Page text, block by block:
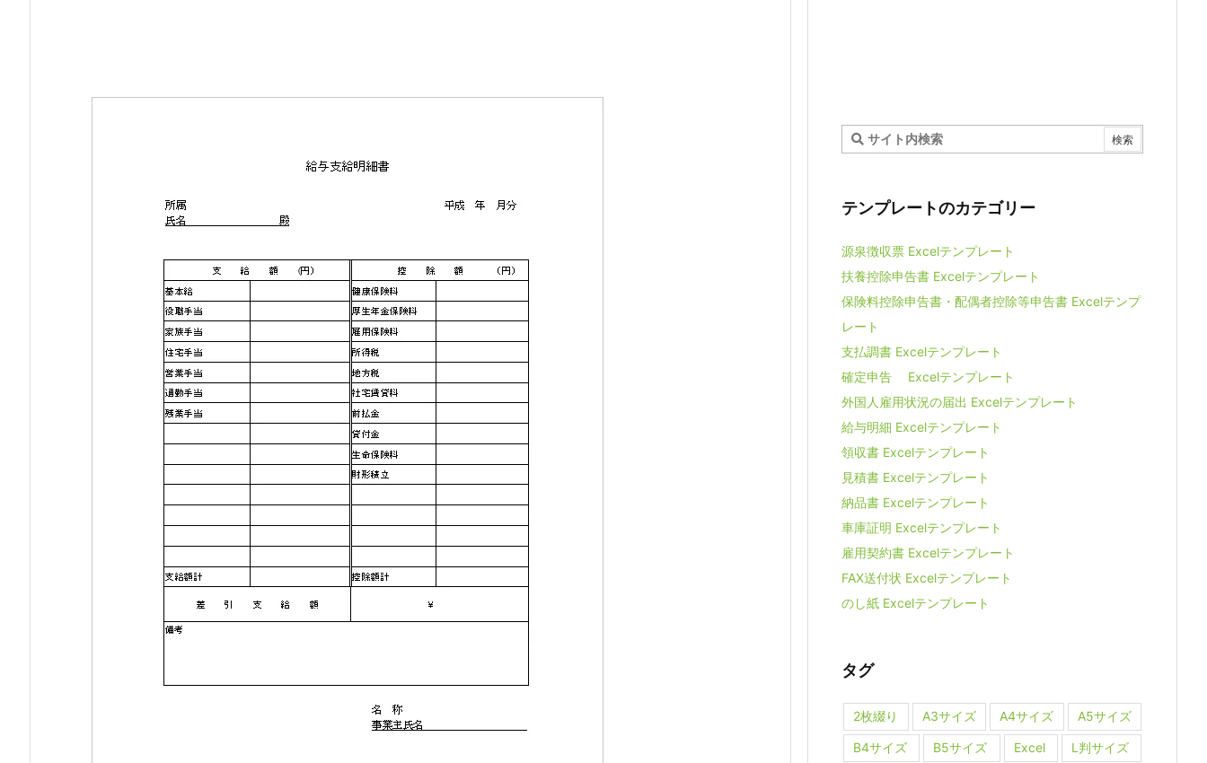
テンプレートのカテゴリー
源泉徴収票 Excelテンプレート
扶養控除申告書 Excelテンプレート
保険料控除申告書・配偶者控除等申告書 Excelテンプ
レート
支払調書 Excelテンプレート
確定申告 Excelテンプレート
外国人雇用状況の届出 Excelテンプレート
給与明細 Excelテンプレート
領収書 Excelテンプレート
見積書 Excelテンプレート
納品書 Excelテンプレート
車庫証明 Excelテンプレート
雇用契約書 Excelテンプレート
FAX送付状 Excelテンプレート
のし紙 Excelテンプレート
タグ
2枚綴り A3サイズ A4サイズ A5サイズ
B4サイズ B5サイズ Excel L判サイズ